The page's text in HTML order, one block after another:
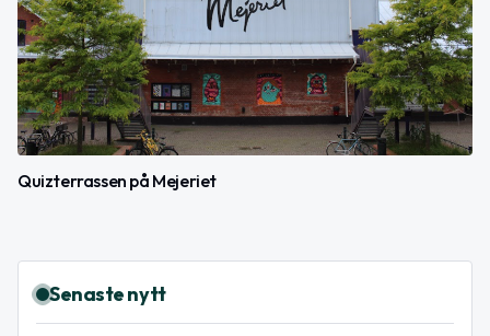
Quizterrassen på Mejeriet
Senaste nytt